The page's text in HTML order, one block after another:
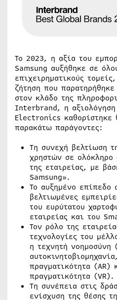
Το 2023, η αξία του
Samsung αυξήθηκε σε
επιχειρηματικούς
ζήτηση που
στον κλάδο της
Interbrand, η αξιολόγηση
Electronics καθορίστηκε
παρακάτω παράγοντες:
Τη συνεχή βελτίωση
χρηστών σε
της εταιρείας, με
Samsung».
Το αυξημένο επίπεδο
βελτιωμένες
του ευρύτατου
εταιρείας και του
Τον ρόλο της
τεχνολογίες του
η τεχνητή
πραγματικότητα (AR)
πραγματικότητα (VR).
Τη συνέπεια στις
ενίσχυση της θέσης